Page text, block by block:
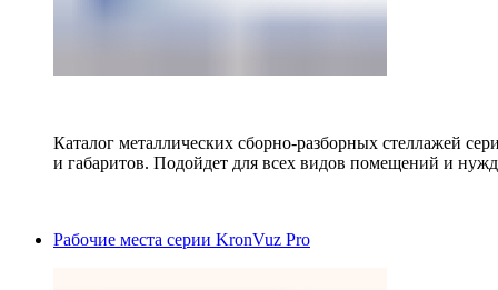
Каталог металлических сборно-разборных стеллажей
и габаритов. Подойдет для всех видов помещений и
Рабочие места серии KronVuz Pro